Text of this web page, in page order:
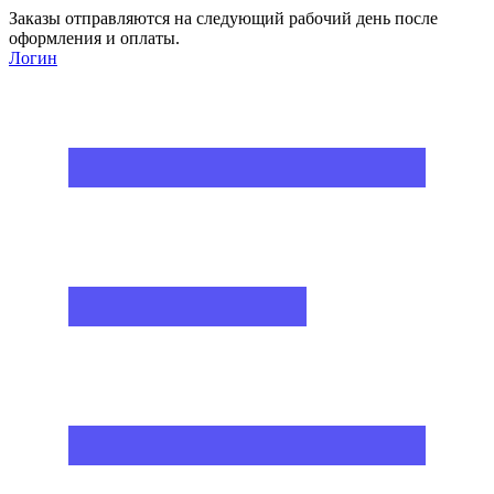
Заказы отправляются на следующий рабочий день после
оформления и оплаты.
Логин